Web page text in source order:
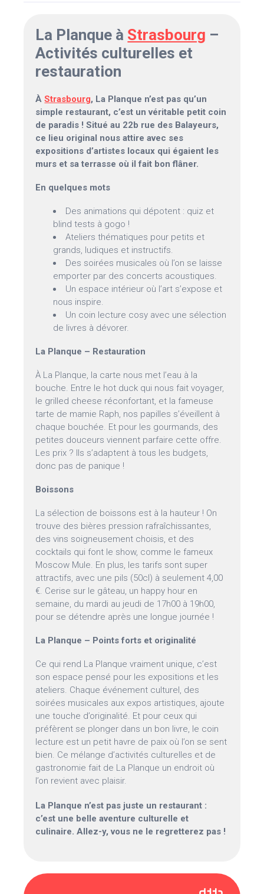
La Planque à Strasbourg –
Activités culturelles et
restauration
ÀStrasbourg, La Planque n’est pas qu’un
simple restaurant, c’est un véritable petit coin
de paradis ! Situé au 22b rue des Balayeurs,
ce lieu original nous attire avec ses
expositions d’artistes locaux qui égaient les
murs et sa terrasse où il fait bon flâner.
En quelques mots
Des animations qui dépotent : quiz et
blind tests à gogo !
Ateliers thématiques pour petits et
grands, ludiques et instructifs.
Des soirées musicales où l’on se laisse
emporter par des concerts acoustiques.
Un espace intérieur où l’art s’expose et
nous inspire.
Un coin lecture cosy avec une sélection
de livres à dévorer.
La Planque – Restauration
À La Planque, la carte nous met l’eau à la
bouche. Entre le hot duck qui nous fait voyager,
le grilled cheese réconfortant, et la fameuse
tarte de mamie Raph, nos papilles s’éveillent à
chaque bouchée. Et pour les gourmands, des
petites douceurs viennent parfaire cette offre.
Les prix ? Ils s’adaptent à tous les budgets,
donc pas de panique !
Boissons
La sélection de boissons est à la hauteur ! On
trouve des bières pression rafraîchissantes,
des vins soigneusement choisis, et des
cocktails qui font le show, comme le fameux
Moscow Mule. En plus, les tarifs sont super
attractifs, avec une pils (50cl) à seulement 4,00
€. Cerise sur le gâteau, un happy hour en
semaine, du mardi au jeudi de 17h00 à 19h00,
pour se détendre après une longue journée !
La Planque – Points forts et originalité
Ce qui rend La Planque vraiment unique, c’est
son espace pensé pour les expositions et les
ateliers. Chaque événement culturel, des
soirées musicales aux expos artistiques, ajoute
une touche d’originalité. Et pour ceux qui
préfèrent se plonger dans un bon livre, le coin
lecture est un petit havre de paix où l’on se sent
bien. Ce mélange d’activités culturelles et de
gastronomie fait de La Planque un endroit où
l’on revient avec plaisir.
La Planque n’est pas juste un restaurant :
c’est une belle aventure culturelle et
culinaire. Allez-y, vous ne le regretterez pas !